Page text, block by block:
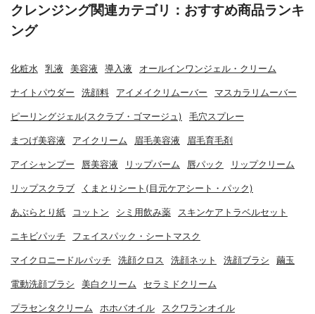
クレンジング関連カテゴリ：おすすめ商品ランキ
ング
化粧水 乳液 美容液 導入液 オールインワンジェル・クリーム
ナイトパウダー 洗顔料 アイメイクリムーバー マスカラリムーバー
ピーリングジェル(スクラブ・ゴマージュ) 毛穴スプレー
まつげ美容液 アイクリーム 眉毛美容液 眉毛育毛剤
アイシャンプー 唇美容液 リップバーム 唇パック リップクリーム
リップスクラブ くまとりシート(目元ケアシート・パック)
あぶらとり紙 コットン シミ用飲み薬 スキンケアトラベルセット
ニキビパッチ フェイスパック・シートマスク
マイクロニードルパッチ 洗顔クロス 洗顔ネット 洗顔ブラシ 繭玉
電動洗顔ブラシ 美白クリーム セラミドクリーム
プラセンタクリーム ホホバオイル スクワランオイル